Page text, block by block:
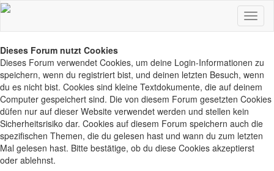
Dieses Forum nutzt Cookies
Dieses Forum verwendet Cookies, um deine Login-Informationen zu
speichern, wenn du registriert bist, und deinen letzten Besuch, wenn
du es nicht bist. Cookies sind kleine Textdokumente, die auf deinem
Computer gespeichert sind. Die von diesem Forum gesetzten Cookies
düfen nur auf dieser Website verwendet werden und stellen kein
Sicherheitsrisiko dar. Cookies auf diesem Forum speichern auch die
spezifischen Themen, die du gelesen hast und wann du zum letzten
Mal gelesen hast. Bitte bestätige, ob du diese Cookies akzeptierst
oder ablehnst.